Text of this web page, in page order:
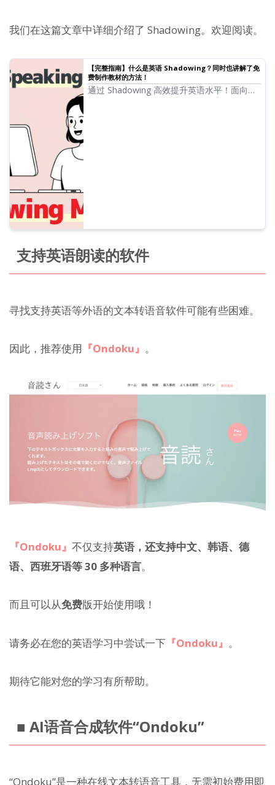
我们在这篇文章中详细介绍了 Shadowing。欢迎阅读。
【完整指南】什么是英语 Shadowing？同时也讲解了免
费制作教材的方法！
通过 Shadowing 高效提升英语水平！面向初
支持英语朗读的软件
寻找支持英语等外语的文本转语音软件可能有些困难。
因此，推荐使用 『Ondoku』 。
『Ondoku』 不仅支持英语，还支持中文、韩语、德
语、西班牙语等 30 多种语言。
而且可以从免费版开始使用哦！
请务必在您的英语学习中尝试一下 『Ondoku』 。
期待它能对您的学习有所帮助。
■ AI语音合成软件“Ondoku”
“Ondoku”是一种在线文本转语音工具，无需初始费用即